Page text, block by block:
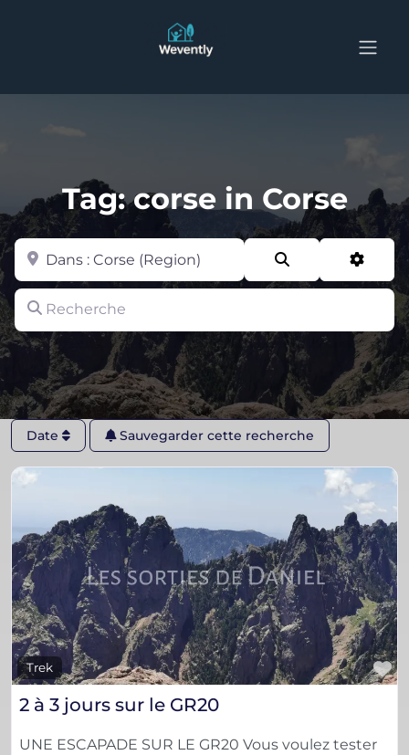
Tag: corse in Corse
Recherche
Zone
Date Sauvegarder cette recherche
Trek
2 à 3 jours sur le GR20
UNE ESCAPADE SUR LE GR20 Vous voulez tester